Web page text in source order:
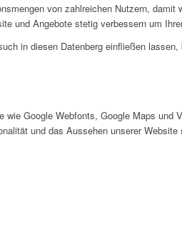
von zahlreichen Nutzern,
und Angebote stetig verbessern um
in diesen Datenberg einfließen
Google Webfonts, Google Maps
und das Aussehen unserer